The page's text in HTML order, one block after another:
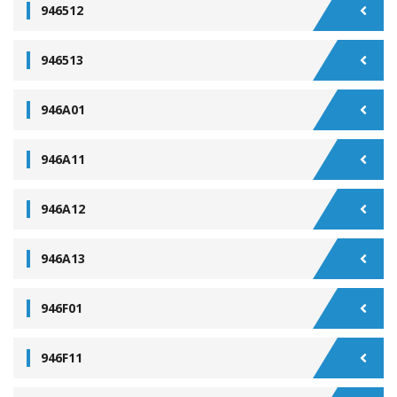
946512
946513
946A01
946A11
946A12
946A13
946F01
946F11